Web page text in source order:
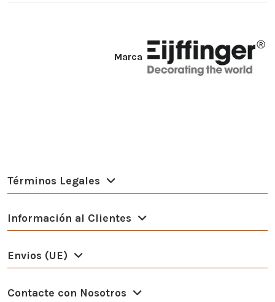
Marca
Términos Legales
Información al Clientes
Envios (UE)
Contacte con Nosotros